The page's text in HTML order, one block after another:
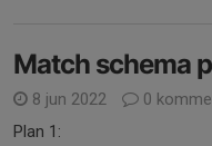
Match schema
8 jun 2022
0
Plan 1: